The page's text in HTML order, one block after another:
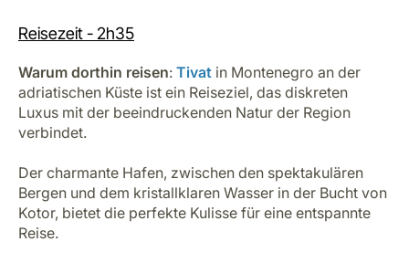
Reisezeit - 2h35
Warum dorthin reisen: Tivat in Montenegro an der
adriatischen Küste ist ein Reiseziel, das diskreten
Luxus mit der beeindruckenden Natur der Region
verbindet.
Der charmante Hafen, zwischen den spektakulären
Bergen und dem kristallklaren Wasser in der Bucht von
Kotor, bietet die perfekte Kulisse für eine entspannte
Reise.